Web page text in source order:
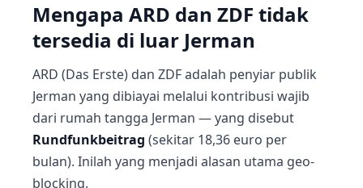
Mengapa ARD dan ZDF tidak
tersedia di luar Jerman
ARD (Das Erste) dan ZDF adalah penyiar publik
Jerman yang dibiayai melalui kontribusi wajib
dari rumah tangga Jerman — yang disebut
Rundfunkbeitrag (sekitar 18,36 euro per
bulan). Inilah yang menjadi alasan utama geo-
blocking.